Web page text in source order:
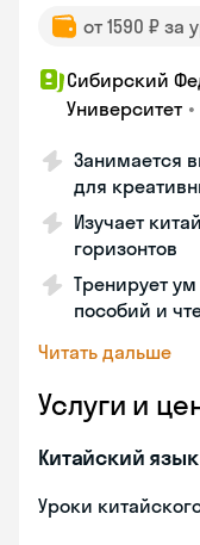
от 1590 ₽ за
Сибирский
Университет •
Занимается
для
Изучает
горизонтов
Тренирует
пособий и
Читать дальше
Услуги и
Китайский язык
Уроки